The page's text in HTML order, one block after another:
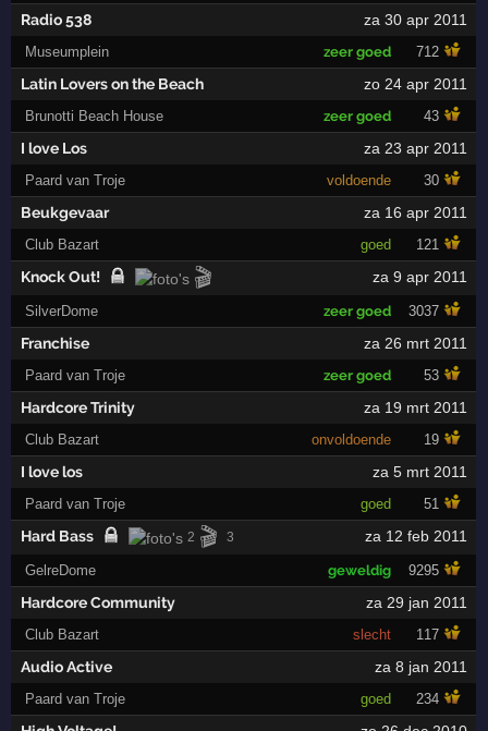
Radio 538 za 30 apr 2011
Museumplein zeer goed 712
Latin Lovers on the Beach zo 24 apr 2011
Brunotti Beach House zeer goed 43
I love Los za 23 apr 2011
Paard van Troje voldoende 30
Beukgevaar za 16 apr 2011
Club Bazart goed 121
Knock Out! 🎬 za 9 apr 2011
SilverDome zeer goed 3037
Franchise za 26 mrt 2011
Paard van Troje zeer goed 53
Hardcore Trinity za 19 mrt 2011
Club Bazart onvoldoende 19
I love los za 5 mrt 2011
Paard van Troje goed 51
Hard Bass 2 🎬 3 za 12 feb 2011
GelreDome geweldig 9295
Hardcore Community za 29 jan 2011
Club Bazart slecht 117
Audio Active za 8 jan 2011
Paard van Troje goed 234